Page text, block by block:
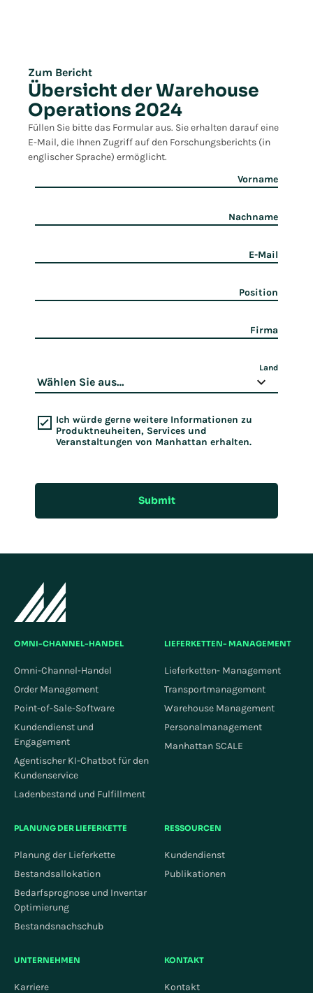
Zum Bericht
Übersicht der Warehouse
Operations 2024
Füllen Sie bitte das Formular aus. Sie erhalten darauf eine
E-Mail, die Ihnen Zugriff auf den Forschungsberichts (in
englischer Sprache) ermöglicht.
Vorname
Nachname
E-Mail
Position
Firma
Land
Ich würde gerne weitere Informationen zu
Produktneuheiten, Services und
Veranstaltungen von Manhattan erhalten.
Submit
OMNI-CHANNEL-HANDEL
Omni-Channel-Handel
Order Management
Point-of-Sale-Software
Kundendienst und
Engagement
Agentischer KI-Chatbot für den
Kundenservice
Ladenbestand und Fulfillment
LIEFERKETTEN- MANAGEMENT
Lieferketten- Management
Transportmanagement
Warehouse Management
Personalmanagement
Manhattan SCALE
PLANUNG DER LIEFERKETTE
Planung der Lieferkette
Bestandsallokation
Bedarfsprognose und Inventar
Optimierung
Bestandsnachschub
RESSOURCEN
Kundendienst
Publikationen
UNTERNEHMEN
Karriere
KONTAKT
Kontakt